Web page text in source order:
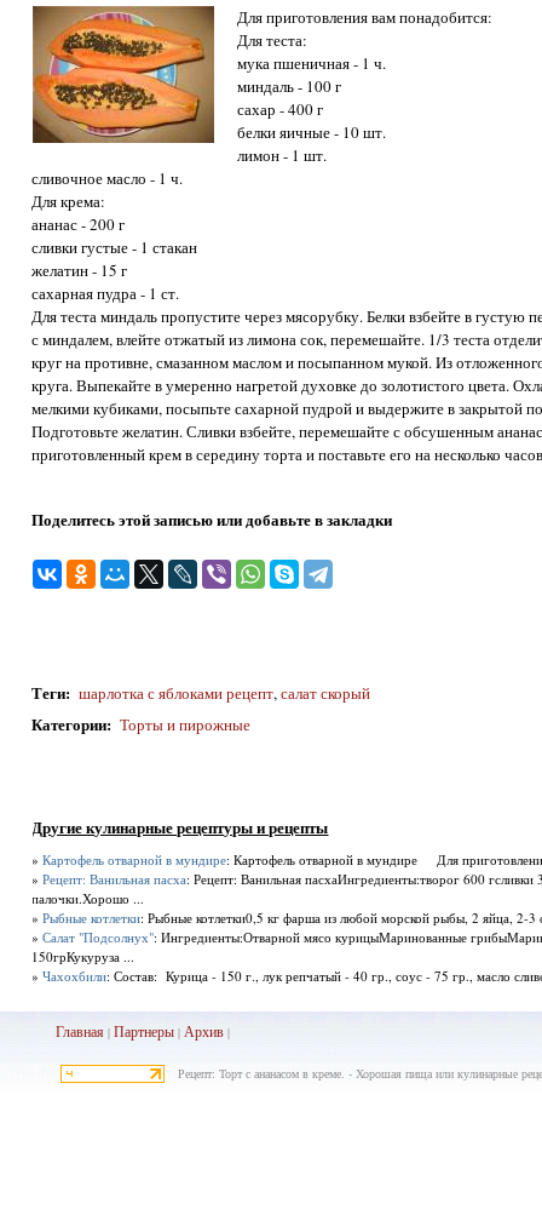
Для приготовления вам понадобится:
Для теста:
мука пшеничная - 1 ч.
миндаль - 100 г
сахар - 400 г
белки яичные - 10 шт.
лимон - 1 шт.
сливочное масло - 1 ч.
Для крема:
ананас - 200 г
сливки густые - 1 стакан
желатин - 15 г
сахарная пудра - 1 ст.
Для теста миндаль пропустите через мясорубку. Белки взбейте в густую
с миндалем, влейте отжатый из лимона сок, перемешайте. 1/3 теста
круг на противне, смазанном маслом и посыпанном мукой. Из
круга. Выпекайте в умеренно нагретой духовке до золотистого цвета.
мелкими кубиками, посыпьте сахарной пудрой и выдержите в закрытой
Подготовьте желатин. Сливки взбейте, перемешайте с обсушенным
приготовленный крем в середину торта и поставьте его на несколько
Поделитесь этой записью или добавьте в закладки
Теги: шарлотка с яблоками рецепт,салат скорый
Категории: Торты и пирожные
Другие кулинарные рецептуры и рецепты
»Картофель отварной в мундире: Картофель отварной в мундире Для
»Рецепт: Ванильная пасха: Рецепт: Ванильная пасхаИнгредиенты:творог 600 гсливки
палочки.Хорошо ...
»Рыбные котлетки: Рыбные котлетки0,5 кг фарша из любой морской рыбы, 2 яйца, 2-
»Салат "Подсолнух": Ингредиенты:Отварной мясо курицыМаринованные
150грКукуруза ...
»Чахохбили: Состав: Курица - 150 г., лук репчатый - 40 гр., соус - 75 гр., масло
Главная |Партнеры |Архив |
Рецепт: Торт с ананасом в креме. - Хорошая пища или кулинарные